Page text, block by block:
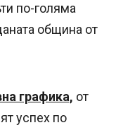
по-голяма
община от
графика, от
успех по